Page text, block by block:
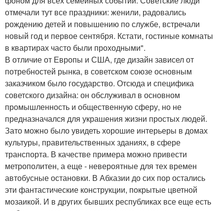
отмечали тут все праздники: женили, радовались
рождению детей и повышению по службе, встречали
новый год и первое сентября. Кстати, гостиные комнаты
в квартирах часто были проходными".
В отличие от Европы и США, где дизайн зависел от
потребностей рынка, в советском союзе основным
заказчиком было государство. Отсюда и специфика
советского дизайна: он обслуживал в основном
промышленность и общественную сферу, но не
предназначался для украшения жизни простых людей.
Зато можно было увидеть хорошие интерьеры в домах
культуры, правительственных зданиях, в сфере
транспорта. В качестве примера можно привести
метрополитен, а еще - невероятные для тех времен
автобусные остановки. В Абхазии до сих пор остались
эти фантастические конструкции, покрытые цветной
мозаикой. И в других бывших республиках все еще есть